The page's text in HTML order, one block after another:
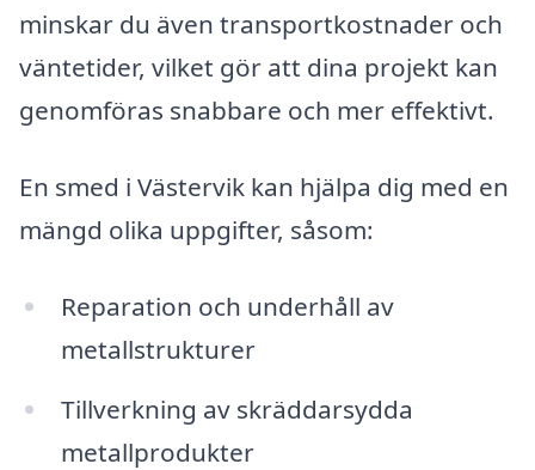
minskar du även transportkostnader och
väntetider, vilket gör att dina projekt kan
genomföras snabbare och mer effektivt.
En smed i Västervik kan hjälpa dig med en
mängd olika uppgifter, såsom:
Reparation och underhåll av
metallstrukturer
Tillverkning av skräddarsydda
metallprodukter